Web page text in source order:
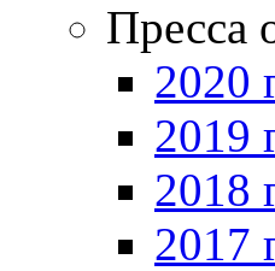
Пресса
2020
2019
2018
2017